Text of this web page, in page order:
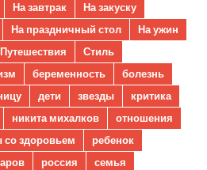
На завтрак
На закуску
На праздничный стол
На ужин
Путешествия
Стиль
беременность
болезнь
дети звезды
критика
никита михалков
отношения
здоровьем
ребенок
россия
семья